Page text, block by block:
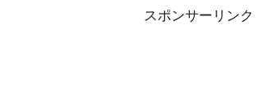
スポンサーリンク